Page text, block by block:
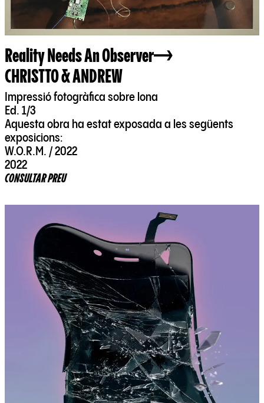
Reality Needs An Observer
CHRISTTO & ANDREW
Impressió fotogràfica sobre lona
Ed. 1/3
Aquesta obra ha estat exposada a les següents
exposicions:
W.O.R.M. / 2022
2022
CONSULTAR PREU